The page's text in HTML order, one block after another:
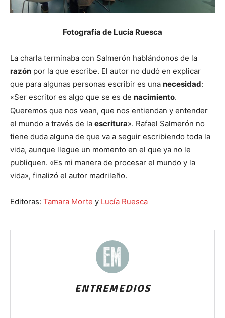
Fotografía de Lucía Ruesca
La charla terminaba con Salmerón hablándonos de la
razón por la que escribe. El autor no dudó en explicar
que para algunas personas escribir es una necesidad:
«Ser escritor es algo que se es de nacimiento.
Queremos que nos vean, que nos entiendan y entender
el mundo a través de la escritura». Rafael Salmerón no
tiene duda alguna de que va a seguir escribiendo toda la
vida, aunque llegue un momento en el que ya no le
publiquen. «Es mi manera de procesar el mundo y la
vida», finalizó el autor madrileño.
Editoras: Tamara Morte y Lucía Ruesca
ENTREMEDIOS